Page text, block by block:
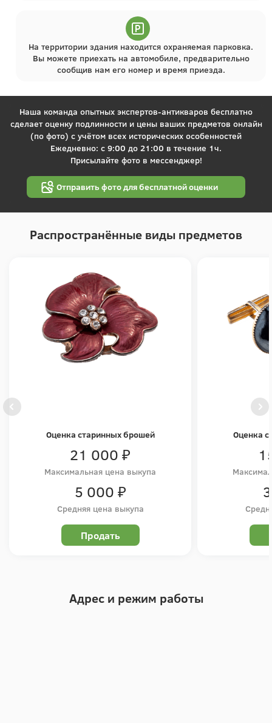
На территории здания находится охраняемая парковка.
Вы можете приехать на автомобиле, предварительно
сообщив нам его номер и время приезда.
Наша команда опытных экспертов-антикваров бесплатно
сделает оценку подлинности и цены ваших предметов онлайн
(по фото) с учётом всех исторических особенностей
Ежедневно: с 9:00 до 21:00 в течение 1ч.
Присылайте фото в мессенджер!
Отправить фото для бесплатной оценки
Распространённые виды предметов
Оценка старинных брошей
21 000 ₽
Максимальная цена выкупа
5 000 ₽
Средняя цена выкупа
Продать
Оценка
Адрес и режим работы